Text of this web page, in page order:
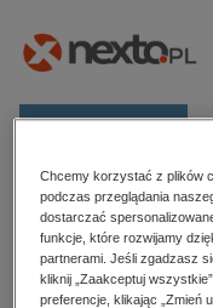
Kategorie
Zobacz wszystkie E-
budownictwo,
Strona główna
Antoni
Chcemy korzystać z plików
podczas przeglądania
dostarczać
funkcje, które rozwijamy
partnerami. Jeśli zgadzasz
kliknij „Zaakceptuj
preferencje, klikając „Zmień